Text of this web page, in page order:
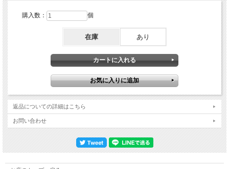
出ていなかったのではないでしょうか？その背景としては後述するように現存する
ソースが超多岐にわたっており、加えてそれぞれ特徴を抱えた複雑な音源ばかりだ
ったため、製作の困難さからどこも手を付けられなかったのではと想像します。し
かし今回この名演についに着手。そこで今回数ヶ月の時間をかけて、まずは現存す
る中でもベストソースを文字通り「探索」。その結果、以下6つのソースが良好な
音源として活用出来ることを発見いたしました。①Original Film Master：音質がよ
い。ただしラフミックス。②BBC 2nd House Broadcast：①よりも音質が劣る。た
れる。③View From A Backstage Pass：公式サイト通販限定リリースの、レアオフ
ィシャルリリースタイトル。様々なライブ音源をコンパイルしたもので、チャール
トンの音源も一部収録しています。公式ものなので音質は良いですが、ごく一部の
には過剰な分だけ若干リバーブを削っています。④Broadcast On Capitol Radio：
音質は②以上①未満。『WHO 4 CHARLTON 75000』というファンメイドDVDブー
トのボーナストラックに収録。⑤FM Reel Recording：FM放送を当時のファンがリ
ールテープで録音したもの。数曲のみだが音質は最高。2018年にネット上に投稿
されたのみなのでご存じない方も多いのでは？⑥Audience Recording：前述した
Wholiday Musicレーベルの『CHARLTON UNCUT』でも使用されたオーディエン
用にあたり徹底的に補正しています。ライブを最も長く収録しているのは各種映像
購入数： 個
在庫 あり
返品についての詳細はこちら
お問い合わせ